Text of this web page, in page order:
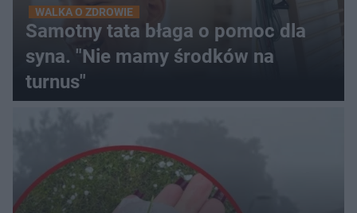
WALKA O ZDROWIE
Samotny tata błaga o pomoc dla
syna. "Nie mamy środków na
turnus"